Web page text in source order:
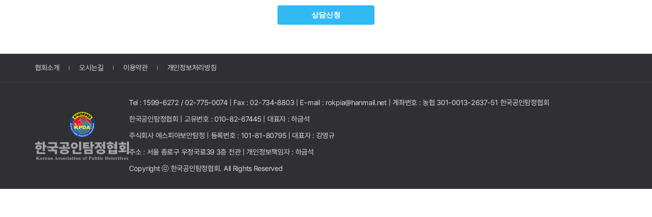
상담신청
협회소개 오시는길 이용약관 개인정보처리방침
Tel : 1599-6272 / 02-775-0074 | Fax : 02-734-8803 | E-mail : rokpia@hanmail.net |
계좌번호 : 농협 301-0013-2637-51 한국공인탐정협회
한국공인탐정협회 |
고유번호 : 010-82-67445 |
대표자 : 하금석
주식회사 에스피아보안탐정 |
등록번호 : 101-81-80795 |
대표자 : 강영규
주소 : 서울 종로구 우정국로39 3층 전관 |
개인정보책임자 : 하금석
Copyright ⓒ 한국공인탐정협회. All Rights Reserved